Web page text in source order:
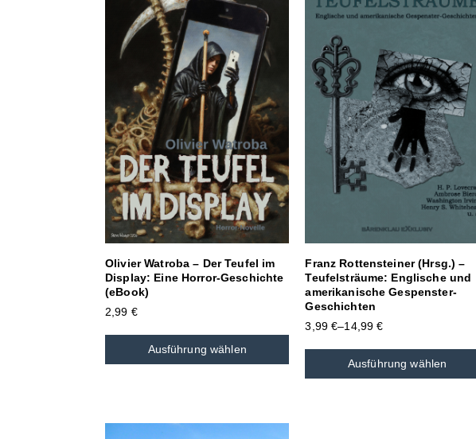
Olivier Watroba – Der Teufel im
Display: Eine Horror-Geschichte
(eBook)
2,99 €
Ausführung wählen
Franz Rottensteiner (Hrsg.) –
Teufelsträume: Englische und
amerikanische Gespenster-
Geschichten
3,99€–14,99€
Ausführung wählen